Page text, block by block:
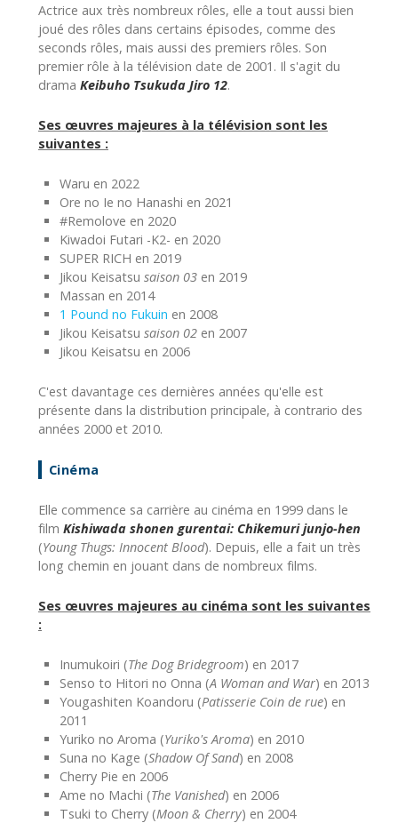
Actrice aux très nombreux rôles, elle a tout aussi bien
joué des rôles dans certains épisodes, comme des
seconds rôles, mais aussi des premiers rôles. Son
premier rôle à la télévision date de 2001. Il s'agit du
drama Keibuho Tsukuda Jiro 12.
Ses œuvres majeures à la télévision sont les
suivantes :
Waru en 2022
Ore no Ie no Hanashi en 2021
#Remolove en 2020
Kiwadoi Futari -K2- en 2020
SUPER RICH en 2019
Jikou Keisatsu saison 03 en 2019
Massan en 2014
1 Pound no Fukuin en 2008
Jikou Keisatsu saison 02 en 2007
Jikou Keisatsu en 2006
C'est davantage ces dernières années qu'elle est
présente dans la distribution principale, à contrario des
années 2000 et 2010.
Cinéma
Elle commence sa carrière au cinéma en 1999 dans le
film Kishiwada shonen gurentai: Chikemuri junjo-hen
(Young Thugs: Innocent Blood). Depuis, elle a fait un très
long chemin en jouant dans de nombreux films.
Ses œuvres majeures au cinéma sont les suivantes
:
Inumukoiri (The Dog Bridegroom) en 2017
Senso to Hitori no Onna (A Woman and War) en 2013
Yougashiten Koandoru (Patisserie Coin de rue) en
2011
Yuriko no Aroma (Yuriko's Aroma) en 2010
Suna no Kage (Shadow Of Sand) en 2008
Cherry Pie en 2006
Ame no Machi (The Vanished) en 2006
Tsuki to Cherry (Moon & Cherry) en 2004